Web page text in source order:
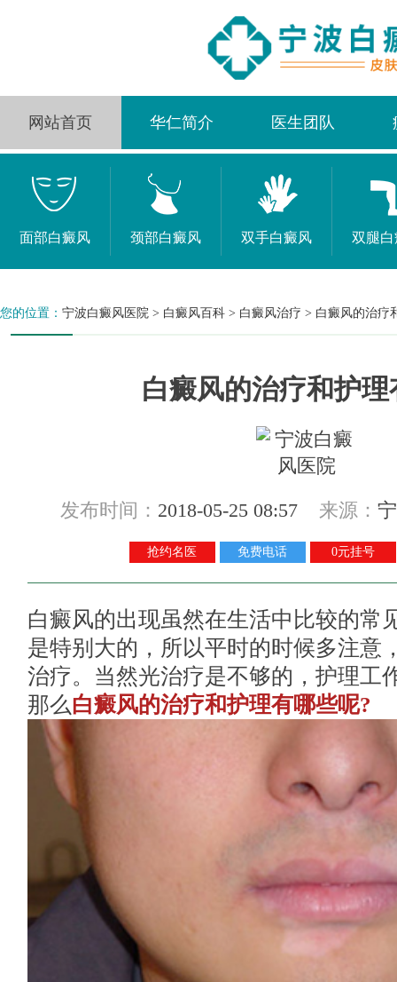
网站首页 华仁简介 医生团队
面部白癜风 颈部白癜风 双手白癜风 双腿
您的位置： 宁波白癜风医院 > 白癜风百科 > 白癜风治疗 > 白癜风的治疗
白癜风的治疗和护理
发布时间： 2018-05-25 08:57 来源：
抢约名医 免费电话 0元挂号
白癜风的出现虽然在生活中比较的常
是特别大的，所以平时的时候多注意
治疗。当然光治疗是不够的，护理工
那么白癜风的治疗和护理有哪些呢?